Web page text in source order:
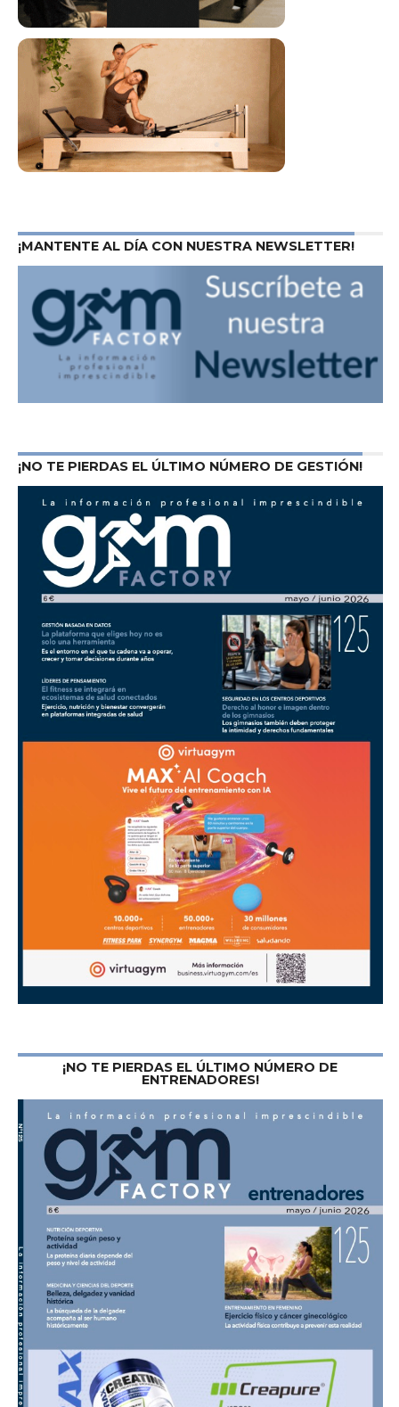
¡MANTENTE AL DÍA CON NUESTRA NEWSLETTER!
¡NO TE PIERDAS EL ÚLTIMO NÚMERO DE GESTIÓN!
¡NO TE PIERDAS EL ÚLTIMO NÚMERO DE
ENTRENADORES!